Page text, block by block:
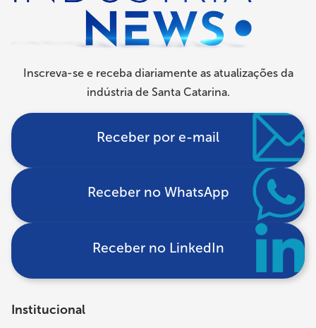
Inscreva-se e receba diariamente as atualizações da
indústria de Santa Catarina.
Receber por e-mail
Receber no WhatsApp
Receber no LinkedIn
Institucional